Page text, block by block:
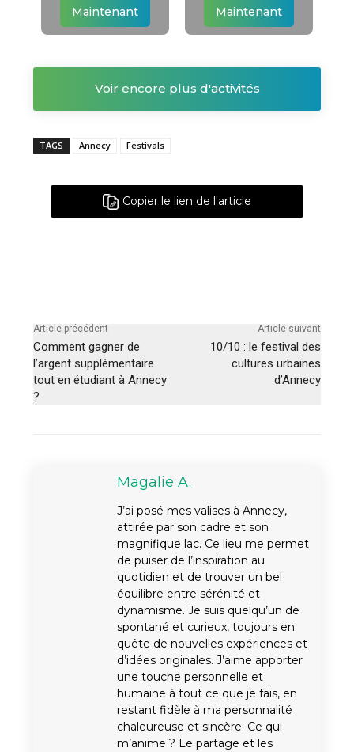
Maintenant
Maintenant
Voir encore plus d'activités
TAGS Annecy Festivals
Copier le lien de l'article
Article précédent
Comment gagner de
l’argent supplémentaire
tout en étudiant à Annecy
?
Article suivant
10/10 : le festival des
cultures urbaines
d’Annecy
Magalie A.
J’ai posé mes valises à Annecy,
attirée par son cadre et son
magnifique lac. Ce lieu me permet
de puiser de l’inspiration au
quotidien et de trouver un bel
équilibre entre sérénité et
dynamisme. Je suis quelqu’un de
spontané et curieux, toujours en
quête de nouvelles expériences et
d’idées originales. J’aime apporter
une touche personnelle et
humaine à tout ce que je fais, en
restant fidèle à ma personnalité
chaleureuse et sincère. Ce qui
m’anime ? Le partage et les